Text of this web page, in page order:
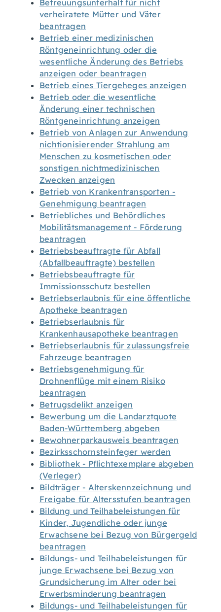
Betreuungsunterhalt für nicht
verheiratete Mütter und Väter
beantragen
Betrieb einer medizinischen
Röntgeneinrichtung oder die
wesentliche Änderung des Betriebs
anzeigen oder beantragen
Betrieb eines Tiergeheges anzeigen
Betrieb oder die wesentliche
Änderung einer technischen
Röntgeneinrichtung anzeigen
Betrieb von Anlagen zur Anwendung
nichtionisierender Strahlung am
Menschen zu kosmetischen oder
sonstigen nichtmedizinischen
Zwecken anzeigen
Betrieb von Krankentransporten -
Genehmigung beantragen
Betriebliches und Behördliches
Mobilitätsmanagement - Förderung
beantragen
Betriebsbeauftragte für Abfall
(Abfallbeauftragte) bestellen
Betriebsbeauftragte für
Immissionsschutz bestellen
Betriebserlaubnis für eine öffentliche
Apotheke beantragen
Betriebserlaubnis für
Krankenhausapotheke beantragen
Betriebserlaubnis für zulassungsfreie
Fahrzeuge beantragen
Betriebsgenehmigung für
Drohnenflüge mit einem Risiko
beantragen
Betrugsdelikt anzeigen
Bewerbung um die Landarztquote
Baden-Württemberg abgeben
Bewohnerparkausweis beantragen
Bezirksschornsteinfeger werden
Bibliothek - Pflichtexemplare abgeben
(Verleger)
Bildträger - Alterskennzeichnung und
Freigabe für Altersstufen beantragen
Bildung und Teilhabeleistungen für
Kinder, Jugendliche oder junge
Erwachsene bei Bezug von Bürgergeld
beantragen
Bildungs- und Teilhabeleistungen für
junge Erwachsene bei Bezug von
Grundsicherung im Alter oder bei
Erwerbsminderung beantragen
Bildungs- und Teilhabeleistungen für